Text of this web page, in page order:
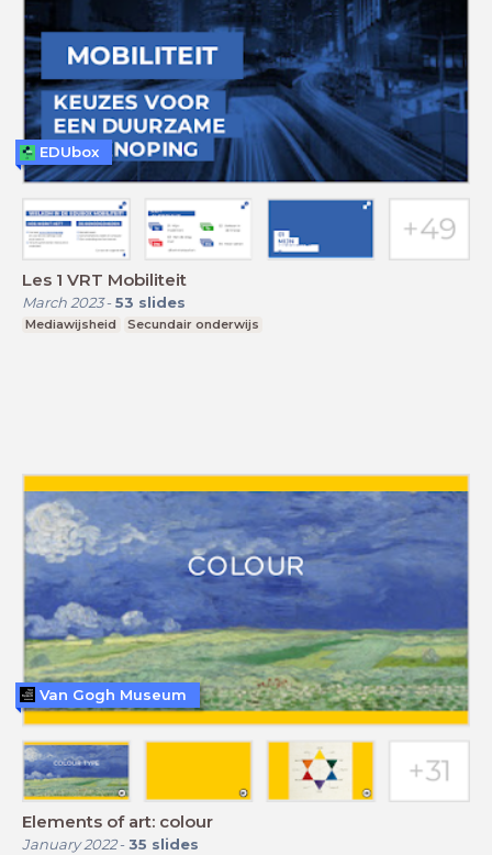
Les 1 VRT Mobiliteit
March 2023- 53 slides
Mediawijsheid Secundair onderwijs
EDUbox
Elements of art: colour
January 2022- 35 slides
Van Gogh Museum